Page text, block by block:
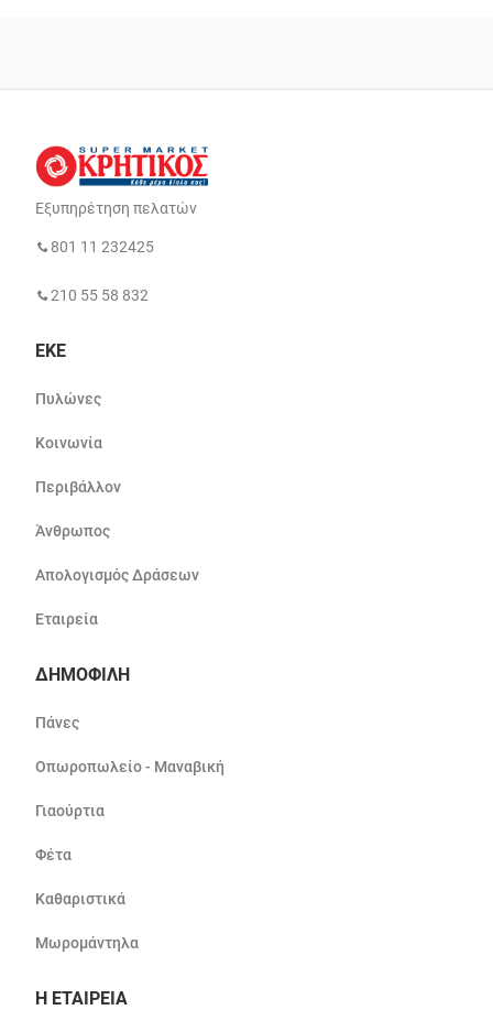
Εξυπηρέτηση πελατών
801 11 232425
210 55 58 832
ΕΚΕ
Πυλώνες
Κοινωνία
Περιβάλλον
Άνθρωπος
Απολογισμός Δράσεων
Εταιρεία
ΔΗΜΟΦΙΛΗ
Πάνες
Οπωροπωλείο - Μαναβική
Γιαούρτια
Φέτα
Καθαριστικά
Μωρομάντηλα
Η ΕΤΑΙΡΕΙΑ